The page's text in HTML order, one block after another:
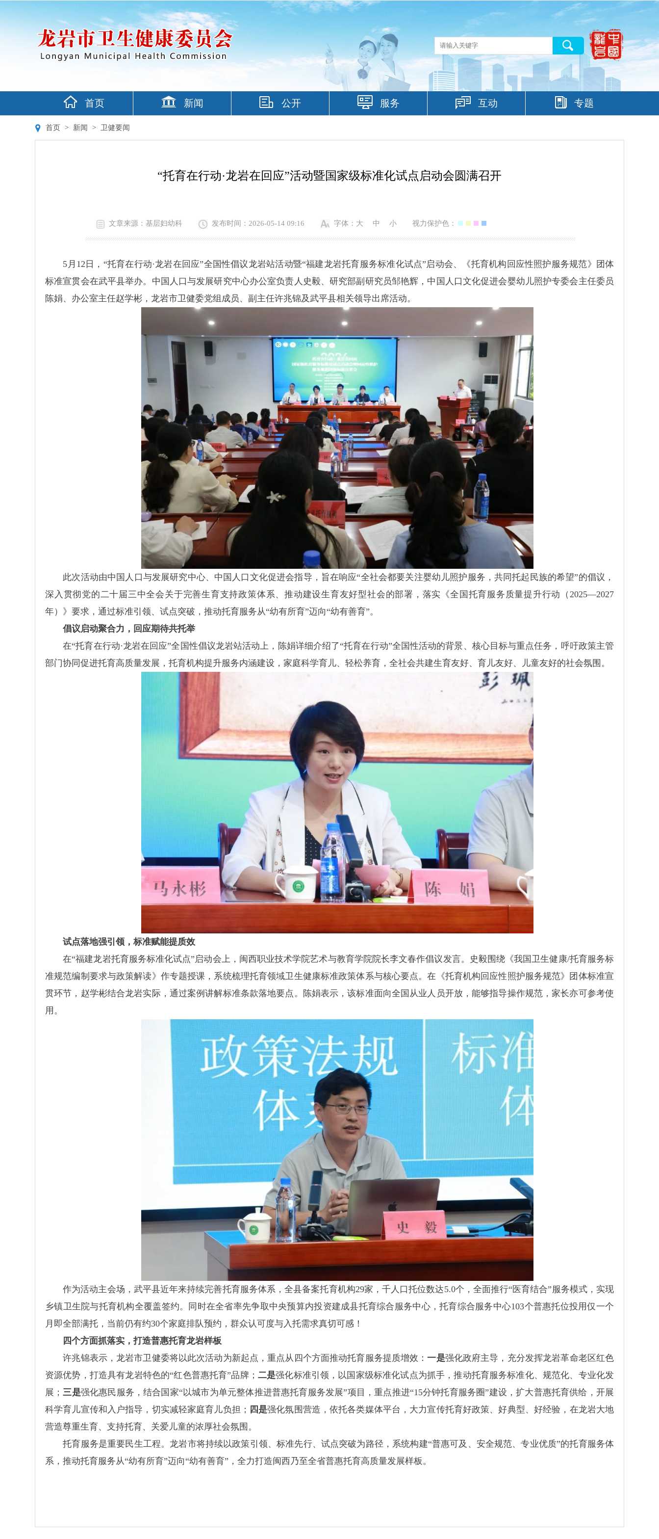
首页 新闻 公开 服务 互动 专题
首页 > 新闻 > 卫健要闻
“托育在行动·龙岩在回应”活动暨国家级标准化试点启动会圆满召开
文章来源：基层妇幼科 发布时间：2026-05-14 09:16 字体： 大 中 小 视力保护色：
5月12日，“托育在行动·龙岩在回应”全国性倡议龙岩站活动暨“福建龙岩托育服务标准化试点”启动会、《托育机构回应性照护服务规范》团体
标准宣贯会在武平县举办。中国人口与发展研究中心办公室负责人史毅、研究部副研究员邹艳辉，中国人口文化促进会婴幼儿照护专委会主任委员
陈娟、办公室主任赵学彬，龙岩市卫健委党组成员、副主任许兆锦及武平县相关领导出席活动。
此次活动由中国人口与发展研究中心、中国人口文化促进会指导，旨在响应“全社会都要关注婴幼儿照护服务，共同托起民族的希望”的倡议，
深入贯彻党的二十届三中全会关于完善生育支持政策体系、推动建设生育友好型社会的部署，落实《全国托育服务质量提升行动（2025—2027
年）》要求，通过标准引领、试点突破，推动托育服务从“幼有所育”迈向“幼有善育”。
倡议启动聚合力，回应期待共托举
在“托育在行动·龙岩在回应”全国性倡议龙岩站活动上，陈娟详细介绍了“托育在行动”全国性活动的背景、核心目标与重点任务，呼吁政策主管
部门协同促进托育高质量发展，托育机构提升服务内涵建设，家庭科学育儿、轻松养育，全社会共建生育友好、育儿友好、儿童友好的社会氛围。
试点落地强引领，标准赋能提质效
在“福建龙岩托育服务标准化试点”启动会上，闽西职业技术学院艺术与教育学院院长李文春作倡议发言。史毅围绕《我国卫生健康/托育服务标
准规范编制要求与政策解读》作专题授课，系统梳理托育领域卫生健康标准政策体系与核心要点。在《托育机构回应性照护服务规范》团体标准宣
贯环节，赵学彬结合龙岩实际，通过案例讲解标准条款落地要点。陈娟表示，该标准面向全国从业人员开放，能够指导操作规范，家长亦可参考使
用。
作为活动主会场，武平县近年来持续完善托育服务体系，全县备案托育机构29家，千人口托位数达5.0个，全面推行“医育结合”服务模式，实现
乡镇卫生院与托育机构全覆盖签约。同时在全省率先争取中央预算内投资建成县托育综合服务中心，托育综合服务中心103个普惠托位投用仅一个
月即全部满托，当前仍有约30个家庭排队预约，群众认可度与入托需求真切可感！
四个方面抓落实，打造普惠托育龙岩样板
许兆锦表示，龙岩市卫健委将以此次活动为新起点，重点从四个方面推动托育服务提质增效：一是强化政府主导，充分发挥龙岩革命老区红色
资源优势，打造具有龙岩特色的“红色普惠托育”品牌； 二是强化标准引领，以国家级标准化试点为抓手，推动托育服务标准化、规范化、专业化发
展；三是强化惠民服务，结合国家“以城市为单元整体推进普惠托育服务发展”项目，重点推进“15分钟托育服务圈”建设，扩大普惠托育供给，开展
科学育儿宣传和入户指导，切实减轻家庭育儿负担； 四是强化氛围营造，依托各类媒体平台，大力宣传托育好政策、好典型、好经验，在龙岩大地
营造尊重生育、支持托育、关爱儿童的浓厚社会氛围。
托育服务是重要民生工程。龙岩市将持续以政策引领、标准先行、试点突破为路径，系统构建“普惠可及、安全规范、专业优质”的托育服务体
系，推动托育服务从“幼有所育”迈向“幼有善育”，全力打造闽西乃至全省普惠托育高质量发展样板。